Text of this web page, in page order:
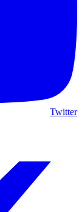
Twitter